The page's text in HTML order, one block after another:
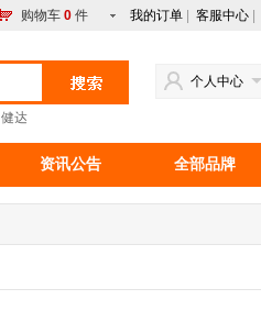
我的订单 客服中心
购物车 0 件
健达
个人中心
资讯公告 全部品牌
行情资讯 新手上路